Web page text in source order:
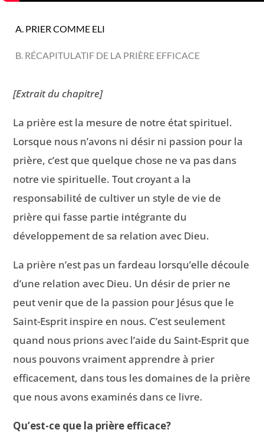
A. PRIER COMME ELI
B. RÉCAPITULATIF DE LA PRIÈRE EFFICACE
[Extrait du chapitre]
La prière est la mesure de notre état spirituel.
Lorsque nous n’avons ni désir ni passion pour la
prière, c’est que quelque chose ne va pas dans
notre vie spirituelle. Tout croyant a la
responsabilité de cultiver un style de vie de
prière qui fasse partie intégrante du
développement de sa relation avec Dieu.
La prière n’est pas un fardeau lorsqu’elle découle
d’une relation avec Dieu. Un désir de prier ne
peut venir que de la passion pour Jésus que le
Saint-Esprit inspire en nous. C’est seulement
quand nous prions avec l’aide du Saint-Esprit que
nous pouvons vraiment apprendre à prier
efficacement, dans tous les domaines de la prière
que nous avons examinés dans ce livre.
Qu’est-ce que la prière efficace?